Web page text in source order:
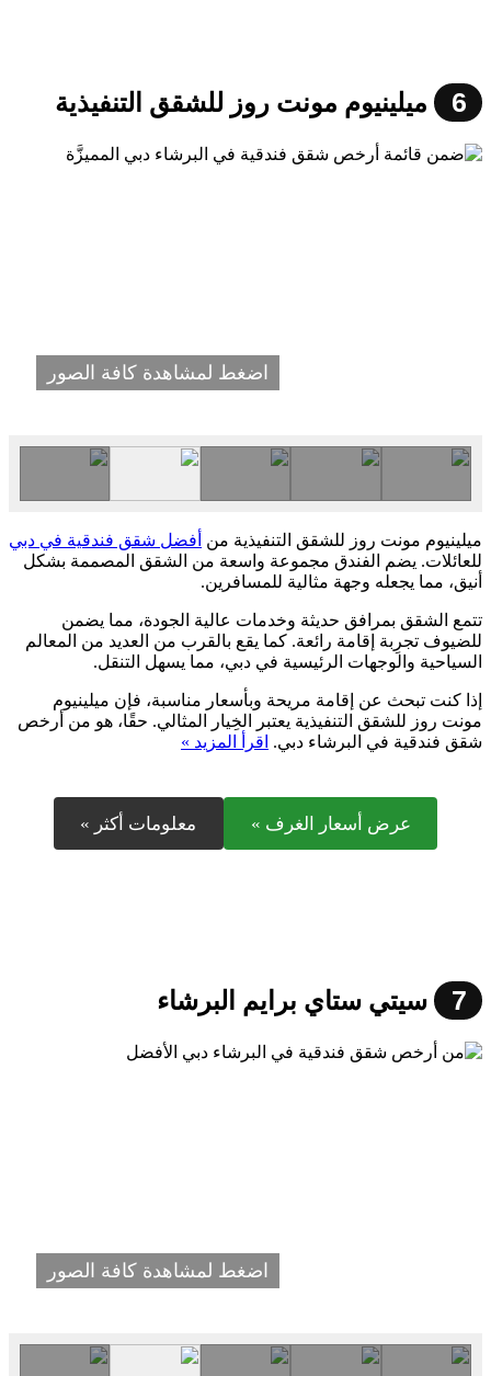
6 ميلينيوم مونت روز للشقق التنفيذية
اضغط لمشاهدة كافة الصور
ميلينيوم مونت روز للشقق التنفيذية من أفضل شقق فندقية في دبي
للعائلات. يضم الفندق مجموعة واسعة من الشقق المصممة بشكل
أنيق، مما يجعله وجهة مثالية للمسافرين.
تتمع الشقق بمرافق حديثة وخدمات عالية الجودة، مما يضمن
للضيوف تجرِبة إقامة رائعة. كما يقع بالقرب من العديد من المعالم
السياحية والوجهات الرئيسية في دبي، مما يسهل التنقل.
إذا كنت تبحث عن إقامة مريحة وبأسعار مناسبة، فإن ميلينيوم
مونت روز للشقق التنفيذية يعتبر الخِيار المثالي. حقًا، هو من أرخص
شقق فندقية في البرشاء دبي. اقرأ المزيد »
عرض أسعار الغرف » معلومات أكثر »
7 سيتي ستاي برايم البرشاء
اضغط لمشاهدة كافة الصور